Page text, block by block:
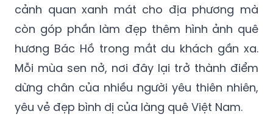
cảnh quan xanh mát cho địa phương mà
còn góp phần làm đẹp thêm hình ảnh quê
hương Bác Hồ trong mắt du khách gần xa.
Mỗi mùa sen nở, nơi đây lại trở thành điểm
dừng chân của nhiều người yêu thiên nhiên,
yêu vẻ đẹp bình dị của làng quê Việt Nam.